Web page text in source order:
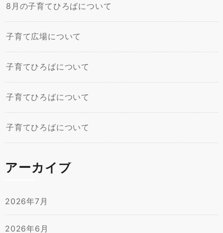
8月の子育てひろばについて
子育て広場について
子育てひろばについて
子育てひろばについて
子育てひろばについて
アーカイブ
2026年7月
2026年6月